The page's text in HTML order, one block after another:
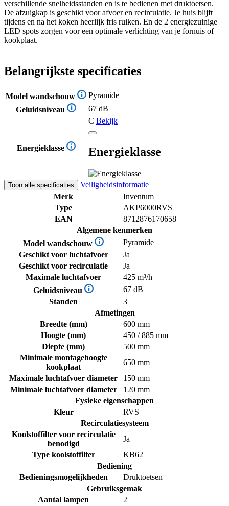
verschillende snelheidsstanden en is te bedienen met druktoetsen.
De afzuigkap is geschikt voor afvoer en recirculatie. Je huis blijft
tijdens en na het koken heerlijk fris ruiken. En de 2 energiezuinige
LED spots zorgen voor een optimale verlichting van je fornuis of
kookplaat.
Belangrijkste specificaties
Model wandschouw
Pyramide
Geluidsniveau
67 dB
Energieklasse
C Bekijk
Energieklasse
Toon alle specificaties
Veiligheidsinformatie
Merk
Inventum
Type
AKP6000RVS
EAN
8712876170658
Algemene kenmerken
Model wandschouw
Pyramide
Geschikt voor luchtafvoer
Ja
Geschikt voor recirculatie
Ja
Maximale luchtafvoer
425 m³/h
Geluidsniveau
67 dB
Standen
3
Afmetingen
Breedte (mm)
600 mm
Hoogte (mm)
450 / 885 mm
Diepte (mm)
500 mm
Minimale montagehoogte
kookplaat
650 mm
Maximale luchtafvoer diameter
150 mm
Minimale luchtafvoer diameter
120 mm
Fysieke eigenschappen
Kleur
RVS
Recirculatiesysteem
Koolstoffilter voor recirculatie
benodigd
Ja
Type koolstoffilter
KB62
Bediening
Bedieningsmogelijkheden
Druktoetsen
Gebruiksgemak
Aantal lampen
2